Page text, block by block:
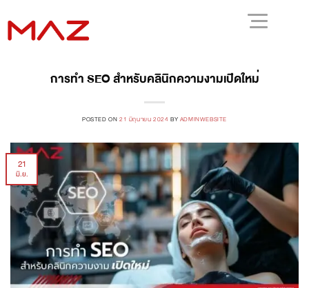
การทำ SEO สำหรับคลินิกความงามเปิดใหม่
POSTED ON21 มิถุนายน 2024 BY ADMINWEBSITE
21
มิ.ย.